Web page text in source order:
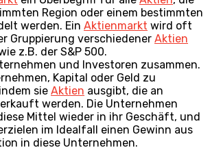
Region oder einem bestimmten
werden. Ein Aktienmarkt wird oft
Gruppierung verschiedener Aktien
z.B. der S&P 500.
und Investoren zusammen.
Kapital oder Geld zu
sie Aktien ausgibt, die an
werden. Die Unternehmen
Mittel wieder in ihr Geschäft, und
im Idealfall einen Gewinn aus
in diese Unternehmen.